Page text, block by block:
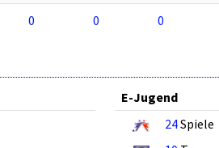
0 0 0
E-Jugend
24Spiele